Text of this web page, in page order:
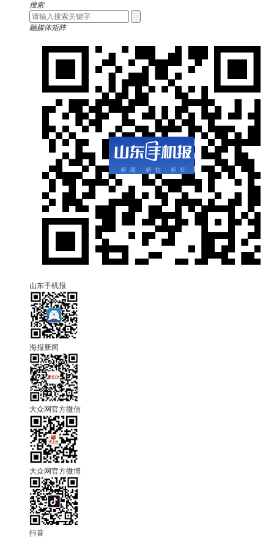
搜索
融媒体矩阵
山东手机报
海报新闻
大众网官方微信
大众网官方微博
抖音